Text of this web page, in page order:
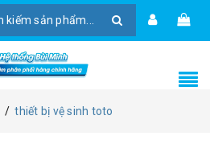
/ thiết bị vệ sinh toto